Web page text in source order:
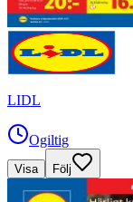
LIDL
Ogiltig
Visa Följ